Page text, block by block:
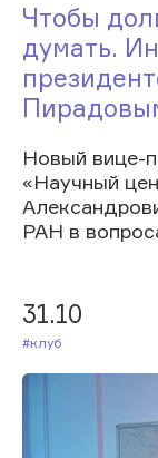
Чтобы
думать.
Новый вице-
«Научный
РАН в
31.10
#Клуб